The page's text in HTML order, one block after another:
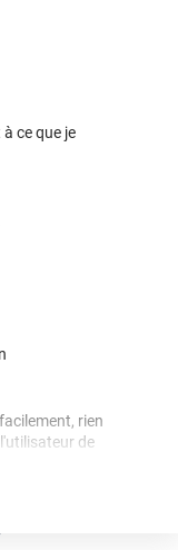
ce que je
rien
de
2024